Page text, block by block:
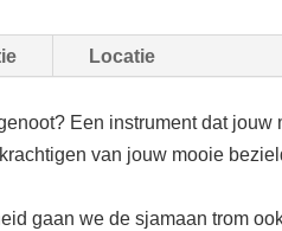
Locatie
Een instrument dat
van jouw mooie
gaan we de sjamaan trom